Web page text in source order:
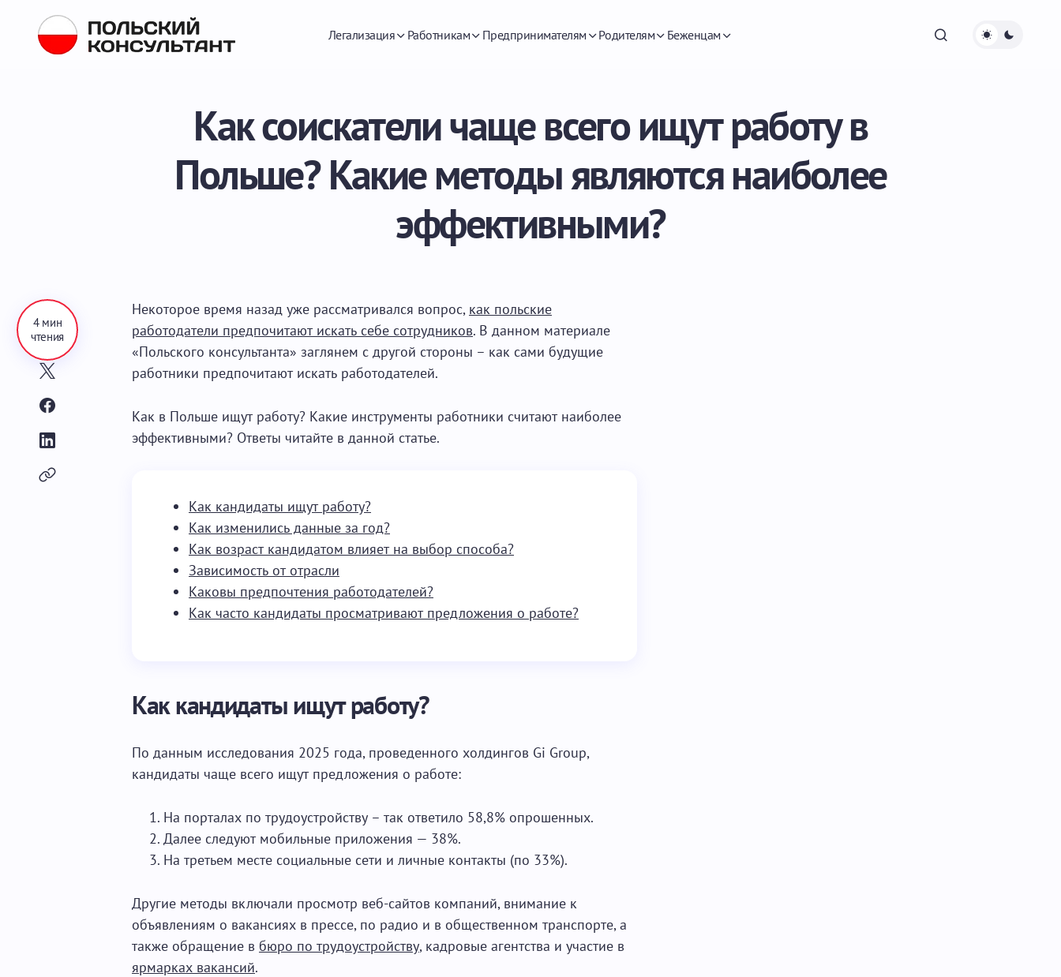
Легализация Работникам Предпринимателям Родителям Беженцам
Как соискатели чаще всего ищут работу в
Польше? Какие методы являются наиболее
эффективными?
4 мин
чтения
Некоторое время назад уже рассматривался вопрос, как польские
работодатели предпочитают искать себе сотрудников. В данном материале
«Польского консультанта» заглянем с другой стороны – как сами будущие
работники предпочитают искать работодателей.
Как в Польше ищут работу? Какие инструменты работники считают наиболее
эффективными? Ответы читайте в данной статье.
Как кандидаты ищут работу?
Как изменились данные за год?
Как возраст кандидатом влияет на выбор способа?
Зависимость от отрасли
Каковы предпочтения работодателей?
Как часто кандидаты просматривают предложения о работе?
Как кандидаты ищут работу?
По данным исследования 2025 года, проведенного холдингов Gi Group,
кандидаты чаще всего ищут предложения о работе:
На порталах по трудоустройству – так ответило 58,8% опрошенных.
Далее следуют мобильные приложения — 38%.
На третьем месте социальные сети и личные контакты (по 33%).
Другие методы включали просмотр веб-сайтов компаний, внимание к
объявлениям о вакансиях в прессе, по радио и в общественном транспорте, а
также обращение в бюро по трудоустройству, кадровые агентства и участие в
ярмарках вакансий.